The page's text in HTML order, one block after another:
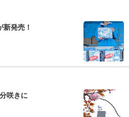
発売！
咲きに